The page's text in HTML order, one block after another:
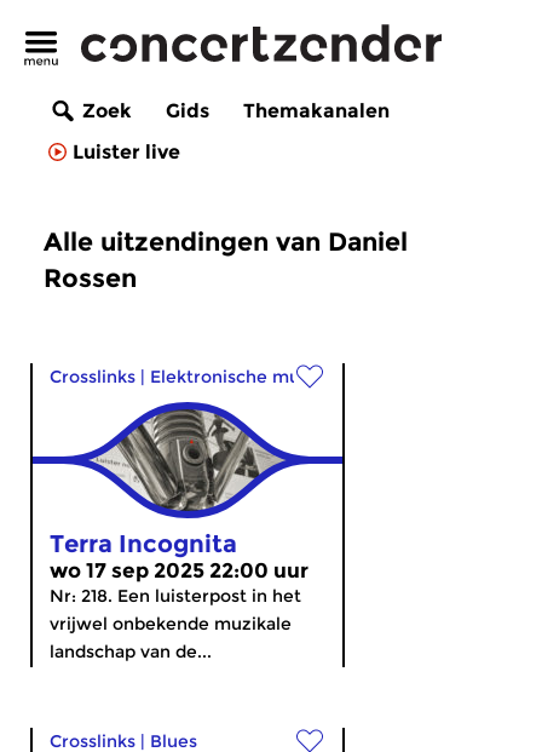
Zoek Gids
Themakanalen
Luister live
Alle uitzendingen van Daniel
Rossen
Crosslinks | Elektronische muziek
Terra Incognita
wo 17 sep 2025 22:00 uur
Nr: 218. Een luisterpost in het
vrijwel onbekende muzikale
landschap van de...
Crosslinks | Blues